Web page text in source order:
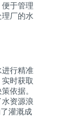
于管理
厂的水
进行精准
时获取
依据。
资源浪
灌溉成